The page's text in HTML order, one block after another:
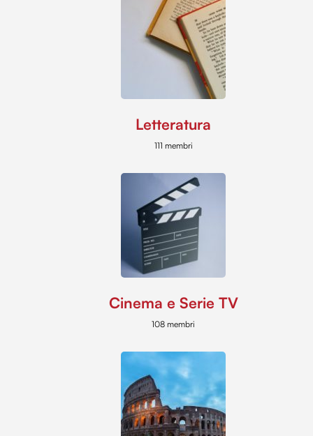
Letteratura
111 membri
Cinema e Serie TV
108 membri